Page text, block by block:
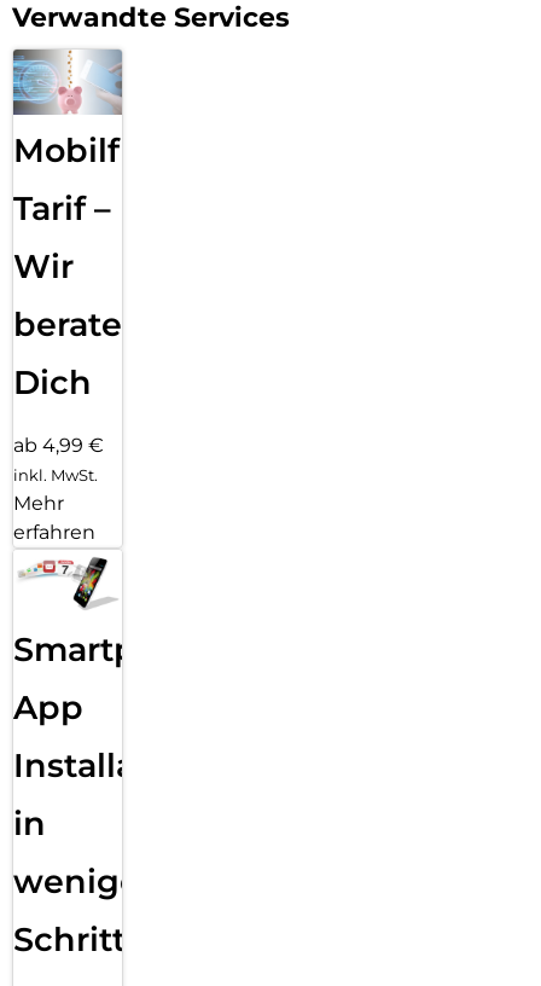
Verwandte Services
Mobilfunk
Tarif –
Wir
beraten
Dich
ab 4,99 €
inkl. MwSt.
Mehr
erfahren
Smartphone
App
Installation
in
wenigen
Schritten